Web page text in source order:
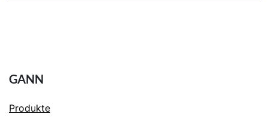
GANN
Produkte